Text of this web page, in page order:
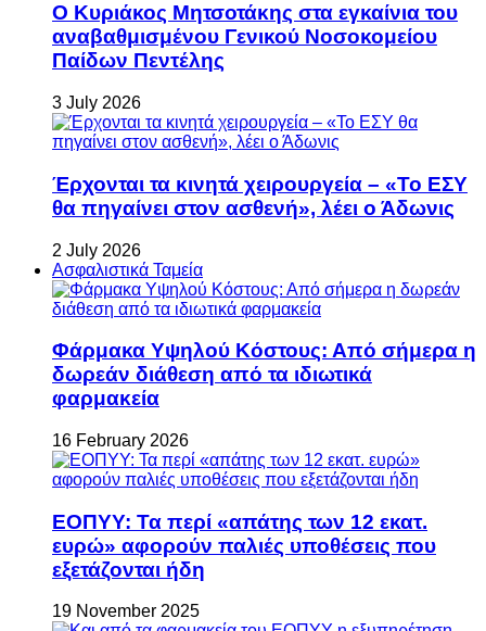
Ο Κυριάκος Μητσοτάκης στα εγκαίνια του
αναβαθμισμένου Γενικού Νοσοκομείου
Παίδων Πεντέλης
3 July 2026
Έρχονται τα κινητά χειρουργεία – «Το ΕΣΥ
θα πηγαίνει στον ασθενή», λέει ο Άδωνις
2 July 2026
Ασφαλιστικά Ταμεία
Φάρμακα Υψηλού Κόστους: Από σήμερα η
δωρεάν διάθεση από τα ιδιωτικά
φαρμακεία
16 February 2026
ΕΟΠΥΥ: Τα περί «απάτης των 12 εκατ.
ευρώ» αφορούν παλιές υποθέσεις που
εξετάζονται ήδη
19 November 2025